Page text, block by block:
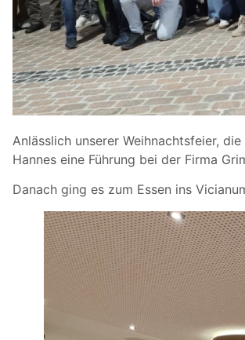
Anlässlich unserer Weihnachtsfeier,
Hannes eine Führung bei der Firma
Danach ging es zum Essen ins